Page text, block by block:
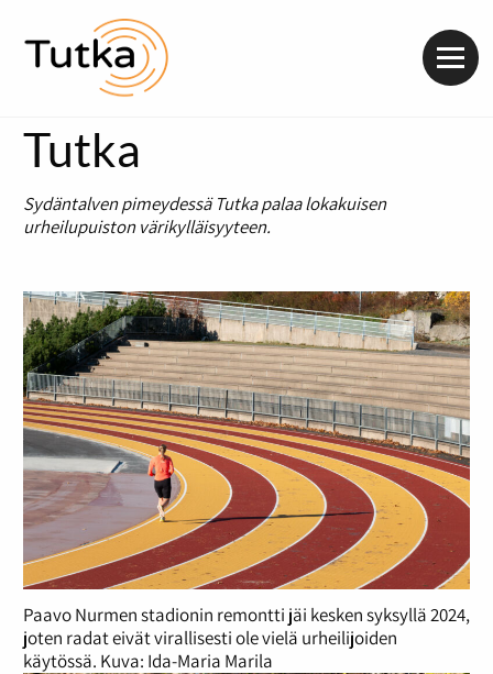
Tutka
Sydäntalven pimeydessä Tutka palaa lokakuisen
urheilupuiston värikylläisyyteen.
Paavo Nurmen stadionin remontti jäi kesken syksyllä 2024,
joten radat eivät virallisesti ole vielä urheilijoiden
käytössä. Kuva: Ida-Maria Marila